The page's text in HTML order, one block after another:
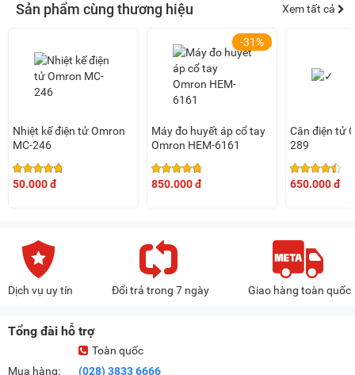
Sản phẩm cùng thương hiệu Xem tất cả
Nhiệt kế điện tử Omron
MC-246
50.000 đ
-31%
Máy đo huyết áp cổ tay
Omron HEM-6161
850.000 đ
Cân điện tử
289
650.000 đ
Dịch vụ uy tín Đổi trả trong 7 ngày Giao hàng toàn quốc
Tổng đài hỗ trợ
Mua hàng:
Toàn quốc
(028) 3833 6666